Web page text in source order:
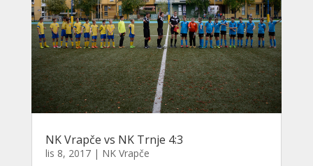
NK Vrapče vs NK Trnje 4:3
lis 8, 2017| NK Vrapče